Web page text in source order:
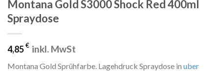
Montana Gold S3000 Shock Red 400ml
Spraydose
4,85€ inkl. MwSt
Montana Gold Sprühfarbe. Lagehdruck Spraydose in uber